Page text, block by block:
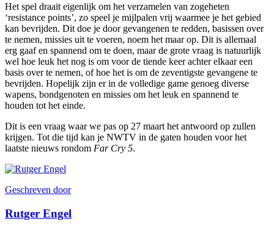
Het spel draait eigenlijk om het verzamelen van zogeheten
‘resistance points’, zo speel je mijlpalen vrij waarmee je het gebied
kan bevrijden. Dit doe je door gevangenen te redden, basissen over
te nemen, missies uit te voeren, noem het maar op. Dit is allemaal
erg gaaf en spannend om te doen, maar de grote vraag is natuurlijk
wel hoe leuk het nog is om voor de tiende keer achter elkaar een
basis over te nemen, of hoe het is om de zeventigste gevangene te
bevrijden. Hopelijk zijn er in de volledige game genoeg diverse
wapens, bondgenoten en missies om het leuk en spannend te
houden tot het einde.
Dit is een vraag waar we pas op 27 maart het antwoord op zullen
krijgen. Tot die tijd kan je NWTV in de gaten houden voor het
laatste nieuws rondom Far Cry 5.
Geschreven door
Rutger Engel